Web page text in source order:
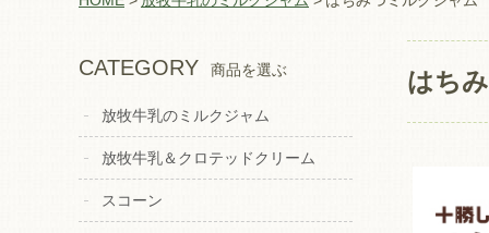
はち
CATEGORY 商品を選ぶ
放牧牛乳のミルクジャム
放牧牛乳＆クロテッドクリーム
スコーン